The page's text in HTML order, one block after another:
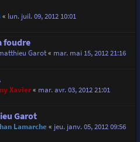
« lun. juil. 09, 2012 10:01
foudre
Garot« mar. mai 15, 2012 21:16
Xavier« mar. avr. 03, 2012 21:01
Garot
Lamarche« jeu. janv. 05, 2012 09:56